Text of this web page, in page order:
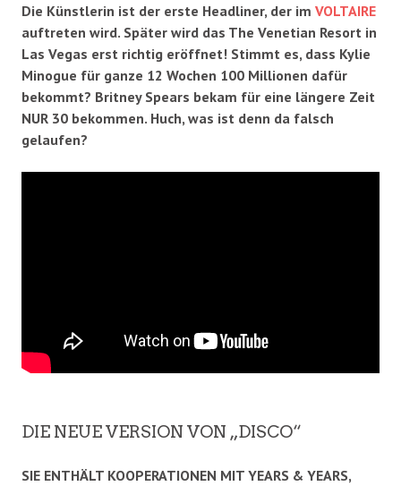
Die Künstlerin ist der erste Headliner, der im VOLTAIRE
auftreten wird. Später wird das The Venetian Resort in
Las Vegas erst richtig eröffnet! Stimmt es, dass Kylie
Minogue für ganze 12 Wochen 100 Millionen dafür
bekommt? Britney Spears bekam für eine längere Zeit
NUR 30 bekommen. Huch, was ist denn da falsch
gelaufen?
DIE NEUE VERSION VON „DISCO“
SIE ENTHÄLT KOOPERATIONEN MIT YEARS & YEARS,